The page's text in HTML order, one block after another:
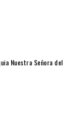
Nuestra Señora del